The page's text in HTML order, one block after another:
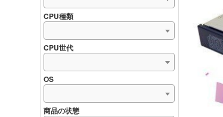
CPU種類
CPU世代
OS
商品の状態